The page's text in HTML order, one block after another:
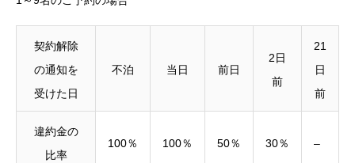
契約解除
の通知を
受けた日
不泊 当日 前日
2日
前
21
日
前
違約金の
比率
100％ 100％ 50％ 30％ –